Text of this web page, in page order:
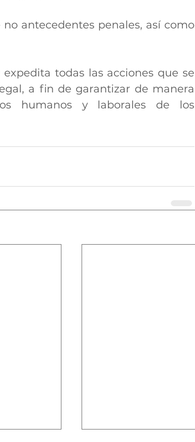
antecedentes penales, así como
todas las acciones que se
a fin de garantizar de manera
humanos y laborales de los